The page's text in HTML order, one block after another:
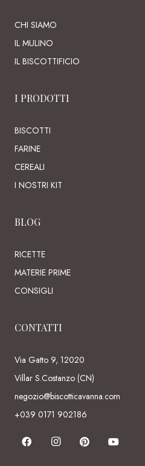
CHI SIAMO
IL MULINO
IL BISCOTTIFICIO
I PRODOTTI
BISCOTTI
FARINE
CEREALI
I NOSTRI KIT
BLOG
RICETTE
MATERIE PRIME
CONSIGLI
CONTATTI
Via Gatto 9, 12020
Villar S.Costanzo (CN)
negozio@biscotticavanna.com
+039 0171 902186